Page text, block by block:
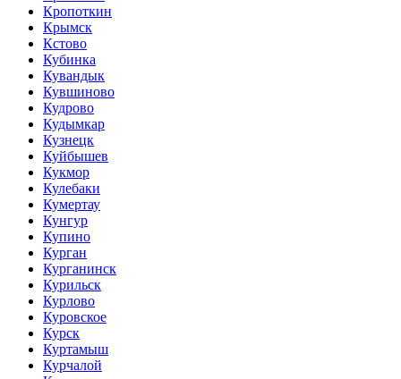
Кропоткин
Крымск
Кстово
Кубинка
Кувандык
Кувшиново
Кудрово
Кудымкар
Кузнецк
Куйбышев
Кукмор
Кулебаки
Кумертау
Кунгур
Купино
Курган
Курганинск
Курильск
Курлово
Куровское
Курск
Куртамыш
Курчалой